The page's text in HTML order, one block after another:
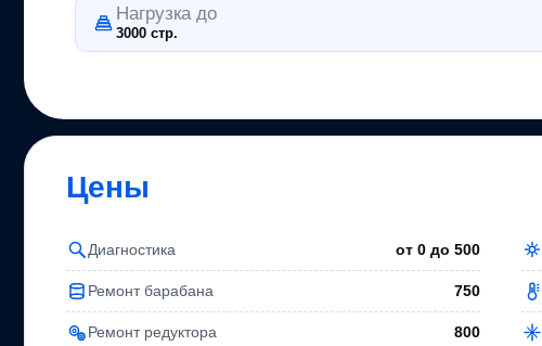
Нагрузка до
3000 стр.
Цены
Диагностика от 0 до500
Ремонт барабана 750
Ремонт редуктора 800